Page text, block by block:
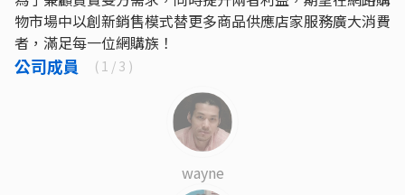
物市場中以創新銷售模式替更多商品供應店家服務廣大消費
者，滿足每一位網購族！
公司成員 ( 1 / 3 )
wayne